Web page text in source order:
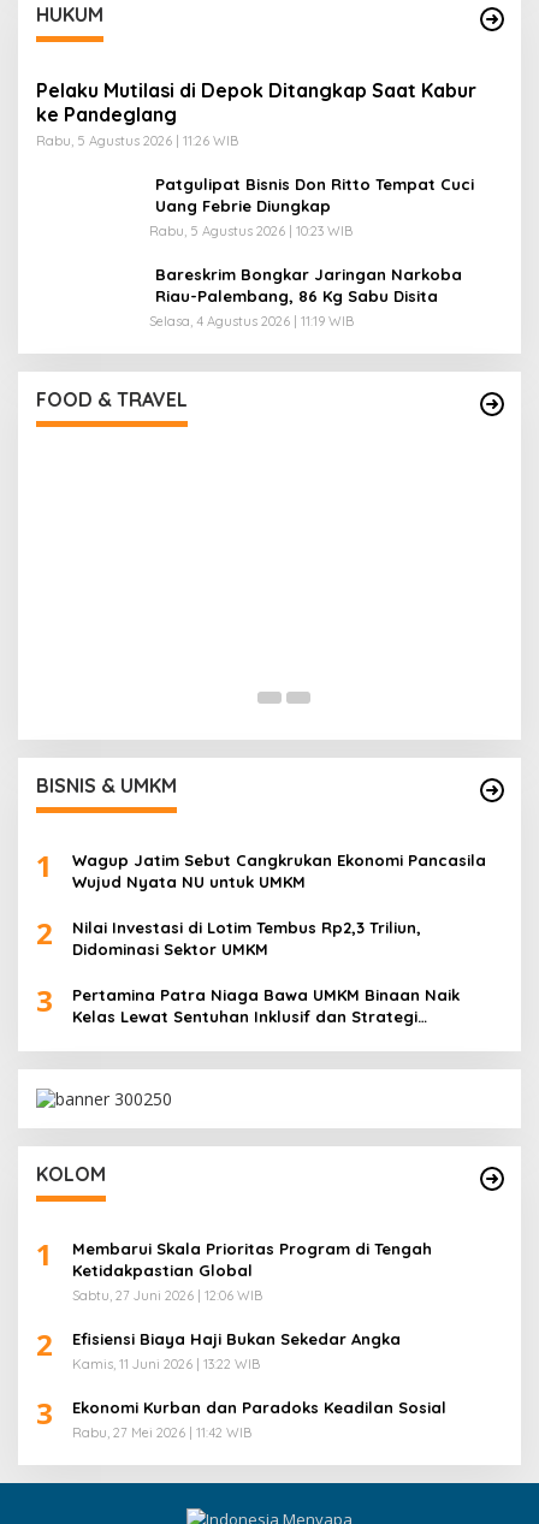
HUKUM
Pelaku Mutilasi di Depok Ditangkap Saat Kabur
ke Pandeglang
Rabu, 5 Agustus 2026 | 11:26 WIB
Patgulipat Bisnis Don Ritto Tempat Cuci
Uang Febrie Diungkap
Rabu, 5 Agustus 2026 | 10:23 WIB
Bareskrim Bongkar Jaringan Narkoba
Riau-Palembang, 86 Kg Sabu Disita
Selasa, 4 Agustus 2026 | 11:19 WIB
FOOD & TRAVEL
2026 | 17:20 WIB
BISNIS & UMKM
1
Wagup Jatim Sebut Cangkrukan Ekonomi Pancasila
Wujud Nyata NU untuk UMKM
2
Nilai Investasi di Lotim Tembus Rp2,3 Triliun,
Didominasi Sektor UMKM
3
Pertamina Patra Niaga Bawa UMKM Binaan Naik
Kelas Lewat Sentuhan Inklusif dan Strategi
KOLOM
1
Membarui Skala Prioritas Program di Tengah
Ketidakpastian Global
Sabtu, 27 Juni 2026 | 12:06 WIB
2 Efisiensi Biaya Haji Bukan Sekedar Angka
Kamis, 11 Juni 2026 | 13:22 WIB
3 Ekonomi Kurban dan Paradoks Keadilan Sosial
Rabu, 27 Mei 2026 | 11:42 WIB